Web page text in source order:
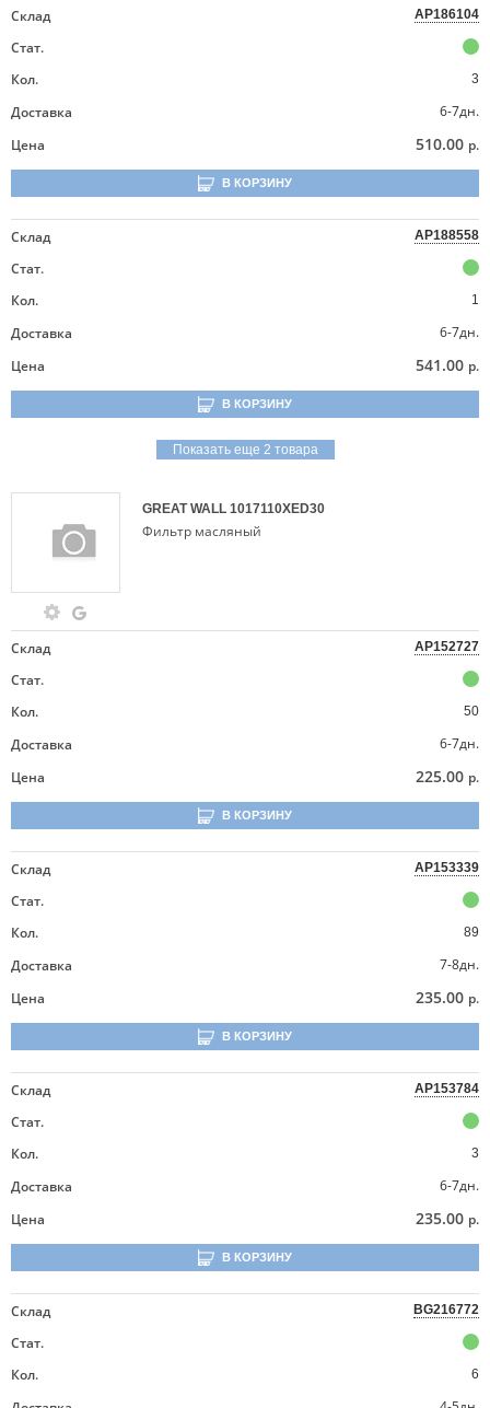
Склад AP186104
Стат.
Кол.
3
Доставка
6-7дн.
Цена
510.00 р.
В КОРЗИНУ
Склад AP188558
Стат.
Кол.
1
Доставка
6-7дн.
Цена
541.00 р.
В КОРЗИНУ
Показать еще 2 товара
GREAT WALL 1017110XED30
Фильтр масляный
Склад AP152727
Стат.
Кол.
50
Доставка
6-7дн.
Цена
225.00 р.
В КОРЗИНУ
Склад AP153339
Стат.
Кол.
89
Доставка
7-8дн.
Цена
235.00 р.
В КОРЗИНУ
Склад AP153784
Стат.
Кол.
3
Доставка
6-7дн.
Цена
235.00 р.
В КОРЗИНУ
Склад BG216772
Стат.
Кол.
6